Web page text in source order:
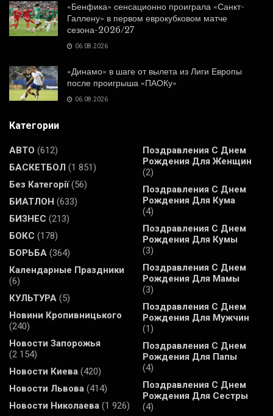
«Бенфика» сенсационно проиграла «Санкт-
Галлену» в первом еврокубковом матче
сезона-2026/27
06.08.2026
«Динамо» в шаге от вылета из Лиги Европы
после проигрыша «ПАОКу»
06.08.2026
Категории
АВТО (612)
БАСКЕТБОЛ (1 851)
Без Категорії(56)
БИАТЛОН (633)
БИЗНЕС (213)
БОКС (178)
БОРЬБА (364)
Календарные Праздники
(6)
КУЛЬТУРА (5)
Новини Кропивницького
(240)
Новости Запорожья
(2 154)
Новости Киева (420)
Новости Львова (414)
Новости Николаева (1 926)
Поздравления С Днем
Рождения Для Женщин
(2)
Поздравления С Днем
Рождения Для Кума
(4)
Поздравления С Днем
Рождения Для Кумы
(3)
Поздравления С Днем
Рождения Для Мамы
(3)
Поздравления С Днем
Рождения Для Мужчин
(1)
Поздравления С Днем
Рождения Для Папы
(4)
Поздравления С Днем
Рождения Для Сестры
(4)